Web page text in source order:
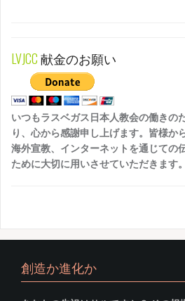
LVJCC献金のお願い
いつもラスベガス日本人教会の働きの
り、心から感謝申し上げます。皆様か
海外宣教、インターネットを通じての
ために大切に用いさせていただきます。
創造か進化か